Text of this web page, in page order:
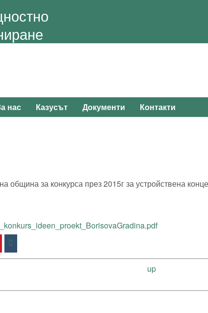
нас Казусът Документи Контакти
община за конкурса през 2015г за устройствена
up